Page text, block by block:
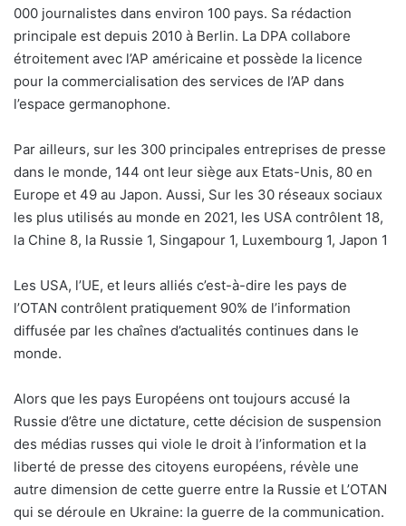
000 journalistes dans environ 100 pays. Sa rédaction
principale est depuis 2010 à Berlin. La DPA collabore
étroitement avec l’AP américaine et possède la licence
pour la commercialisation des services de l’AP dans
l’espace germanophone.
Par ailleurs, sur les 300 principales entreprises de presse
dans le monde, 144 ont leur siège aux Etats-Unis, 80 en
Europe et 49 au Japon. Aussi, Sur les 30 réseaux sociaux
les plus utilisés au monde en 2021, les USA contrôlent 18,
la Chine 8, la Russie 1, Singapour 1, Luxembourg 1, Japon 1
Les USA, l’UE, et leurs alliés c’est-à-dire les pays de
l’OTAN contrôlent pratiquement 90% de l’information
diffusée par les chaînes d’actualités continues dans le
monde.
Alors que les pays Européens ont toujours accusé la
Russie d’être une dictature, cette décision de suspension
des médias russes qui viole le droit à l’information et la
liberté de presse des citoyens européens, révèle une
autre dimension de cette guerre entre la Russie et L’OTAN
qui se déroule en Ukraine: la guerre de la communication.